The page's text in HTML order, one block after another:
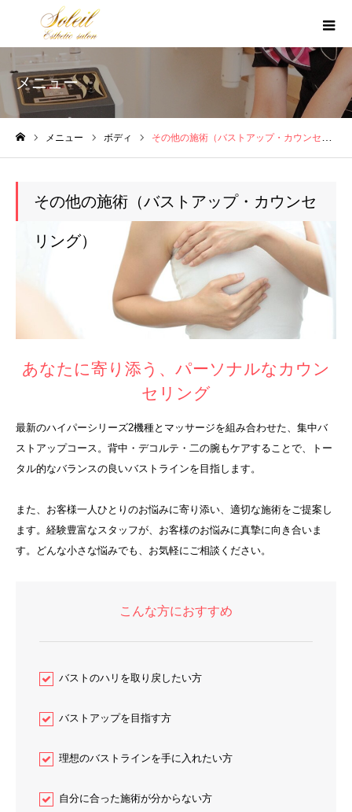
メニュー
メニュー ボディ その他の施術（バストアップ・カウンセリング）
その他の施術（バストアップ・カウンセ
リング）
あなたに寄り添う、パーソナルなカウン
セリング
最新のハイパーシリーズ2機種とマッサージを組み合わせた、集中バ
ストアップコース。背中・デコルテ・二の腕もケアすることで、トー
タル的なバランスの良いバストラインを目指します。
また、お客様一人ひとりのお悩みに寄り添い、適切な施術をご提案し
ます。経験豊富なスタッフが、お客様のお悩みに真摯に向き合いま
す。どんな小さな悩みでも、お気軽にご相談ください。
こんな方におすすめ
バストのハリを取り戻したい方
バストアップを目指す方
理想のバストラインを手に入れたい方
自分に合った施術が分からない方